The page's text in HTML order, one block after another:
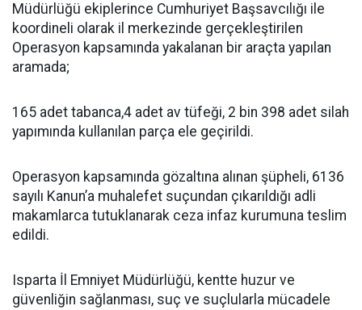
Müdürlüğü ekiplerince Cumhuriyet Başsavcılığı ile
koordineli olarak il merkezinde gerçekleştirilen
Operasyon kapsamında yakalanan bir araçta yapılan
aramada;
165 adet tabanca,4 adet av tüfeği, 2 bin 398 adet silah
yapımında kullanılan parça ele geçirildi.
Operasyon kapsamında gözaltına alınan şüpheli, 6136
sayılı Kanun’a muhalefet suçundan çıkarıldığı adli
makamlarca tutuklanarak ceza infaz kurumuna teslim
edildi.
Isparta İl Emniyet Müdürlüğü, kentte huzur ve
güvenliğin sağlanması, suç ve suçlularla mücadele